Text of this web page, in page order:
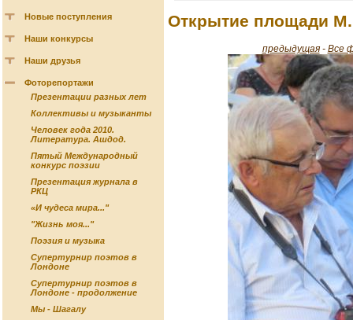
Новые поступления
Наши конкурсы
Наши друзья
Фоторепортажи
Презентации разных лет
Коллективы и музыканты
Человек года 2010.
Литература. Ашдод.
Пятый Международный
конкурс поэзии
Презентация журнала в
РКЦ
«И чудеса мира..."
"Жизнь моя..."
Поэзия и музыка
Супертурнир поэтов в
Лондоне
Супертурнир поэтов в
Лондоне - продолжение
Мы - Шагалу
Открытие площади
предыдущая- Все